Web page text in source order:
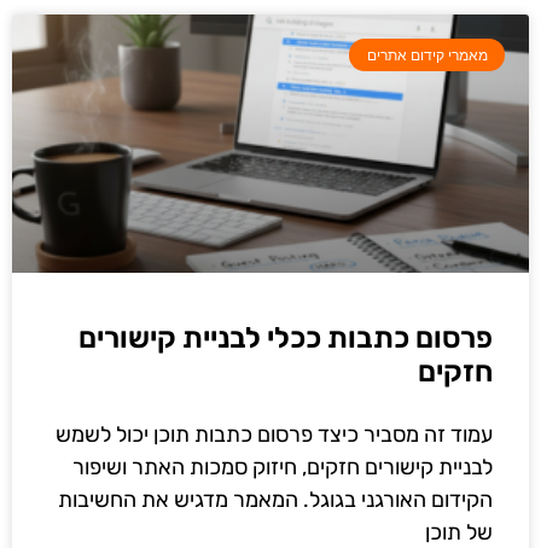
מאמרי קידום אתרים
פרסום כתבות ככלי לבניית קישורים
חזקים
עמוד זה מסביר כיצד פרסום כתבות תוכן יכול לשמש
לבניית קישורים חזקים, חיזוק סמכות האתר ושיפור
הקידום האורגני בגוגל. המאמר מדגיש את החשיבות
של תוכן